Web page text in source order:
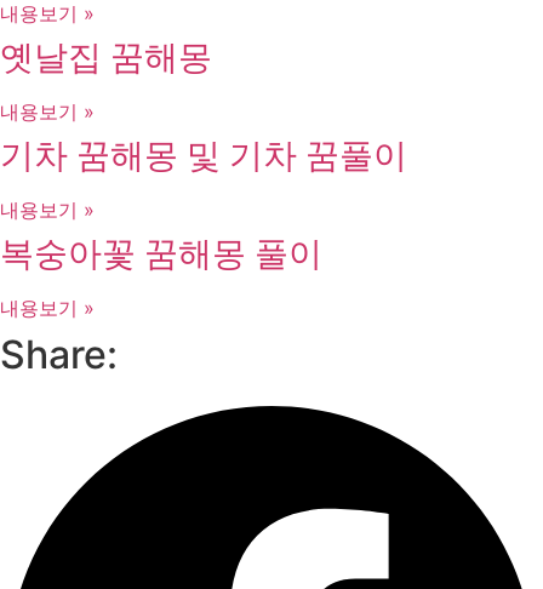
내용보기 »
옛날집 꿈해몽
내용보기 »
기차 꿈해몽 및 기차 꿈풀이
내용보기 »
복숭아꽃 꿈해몽 풀이
내용보기 »
Share: